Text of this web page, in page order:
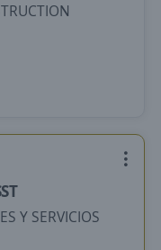
Y SERVICIOS